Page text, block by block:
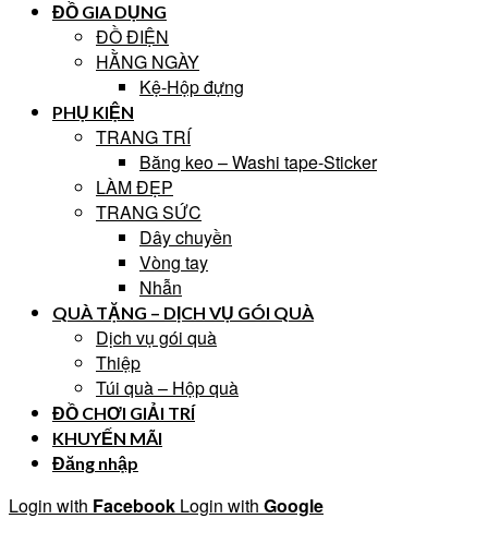
ĐỒ GIA DỤNG
ĐỒ ĐIỆN
HẰNG NGÀY
Kệ-Hộp đựng
PHỤ KIỆN
TRANG TRÍ
Băng keo – Washi tape-Sticker
LÀM ĐẸP
TRANG SỨC
Dây chuyền
Vòng tay
Nhẫn
QUÀ TẶNG – DỊCH VỤ GÓI QUÀ
Dịch vụ gói quà
Thiệp
Túi quà – Hộp quà
ĐỒ CHƠI GIẢI TRÍ
KHUYẾN MÃI
Đăng nhập
Login with Facebook Login with Google